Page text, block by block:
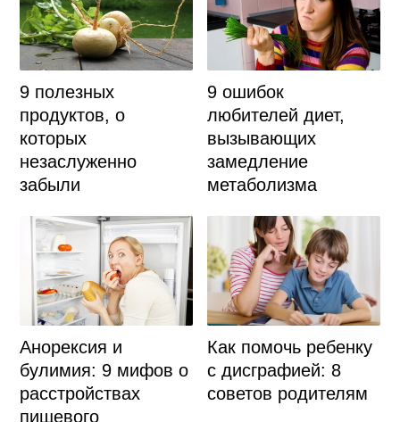
9 полезных
продуктов, о
которых
незаслуженно
забыли
9 ошибок
любителей диет,
вызывающих
замедление
метаболизма
Анорексия и
булимия: 9 мифов о
расстройствах
пищевого
Как помочь ребенку
с дисграфией: 8
советов родителям